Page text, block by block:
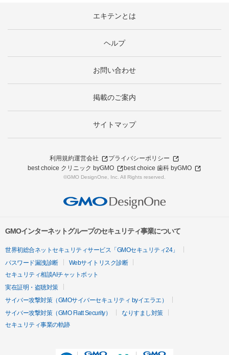
エキテンとは
ヘルプ
お問い合わせ
掲載のご案内
サイトマップ
利用規約運営会社
プライバシーポリシー
best choice クリニック byGMO
best choice 歯科 byGMO
©GMO DesignOne, Inc. All Rights reserved.
GMOインターネットグループのセキュリティ事業について
世界初総合ネットセキュリティサービス「GMOセキュリティ24」
パスワード漏洩診断
Webサイトリスク診断
セキュリティ相談AIチャットボット
実在証明・盗聴対策
サイバー攻撃対策（GMOサイバーセキュリティ byイエラエ）
サイバー攻撃対策（GMO Flatt Security）
なりすまし対策
セキュリティ事業の軌跡